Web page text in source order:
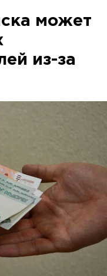
может
из-за